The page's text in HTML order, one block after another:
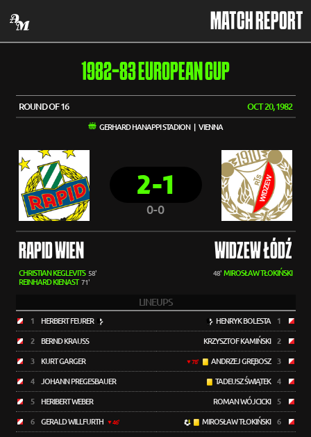
MATCH REPORT
1982-83 EUROPEAN CUP
ROUND OF 16 OCT 20, 1982
GERHARD HANAPPI STADION | VIENNA
2-1
0-0
RAPID WIEN WIDZEW ŁÓDŹ
CHRISTIAN KEGLEVITS 58'
REINHARD KIENAST71'
48' MIROSŁAW TŁOKIŃSKI
LINEUPS
1 HERBERT FEURER
2 BERND KRAUSS
3 KURT GARGER
4 JOHANN PREGESBAUER
5 HERIBERT WEBER
6 GERALD WILLFURTH 46'
HENRYK BOLESTA 1
KRZYSZTOF KAMIŃSKI 2
78' ANDRZEJ GRĘBOSZ 3
TADEUSZ ŚWIĄTEK 4
ROMAN WÓJCICKI 5
MIROSŁAW TŁOKIŃSKI 6